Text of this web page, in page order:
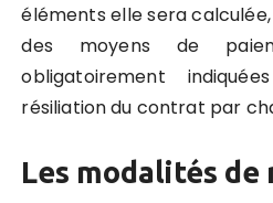
éléments elle sera
des moyens de
obligatoirement
résiliation du contrat par
Les modalités